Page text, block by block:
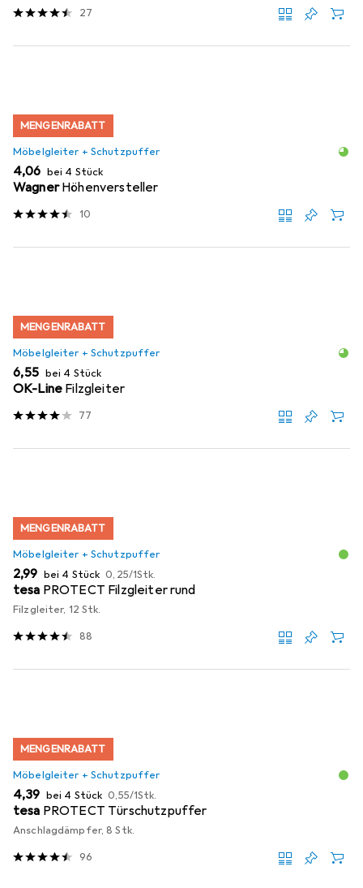
27
MENGENRABATT
Möbelgleiter + Schutzpuffer
EUR
4,06 bei 4 Stück
Wagner Höhenversteller
10
MENGENRABATT
Möbelgleiter + Schutzpuffer
EUR
6,55 bei 4 Stück
OK-Line Filzgleiter
77
MENGENRABATT
Möbelgleiter + Schutzpuffer
EUR
2,99 bei 4 Stück EUR
0,25/1Stk.
tesa PROTECT Filzgleiter rund
Filzgleiter, 12 Stk.
88
MENGENRABATT
Möbelgleiter + Schutzpuffer
EUR
4,39 bei 4 Stück EUR
0,55/1Stk.
tesa PROTECT Türschutzpuffer
Anschlagdämpfer, 8 Stk.
96